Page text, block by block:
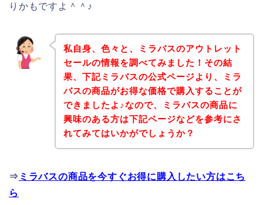
りかもですよ＾＾♪
私自身、色々と、ミラバスのアウトレット
セールの情報を調べてみました！その結
果、下記ミラバスの公式ページより、ミラ
バスの商品がお得な価格で購入することが
できましたよ♪なので、ミラバスの商品に
興味のある方は下記ページなどを参考にさ
れてみてはいかがでしょうか？
⇒ ミラバスの商品を今すぐお得に購入したい方はこち
ら